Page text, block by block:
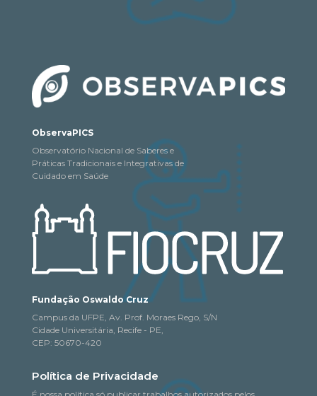
ObservaPICS
Observatório Nacional de Saberes e
Práticas Tradicionais e Integrativas de
Cuidado em Saúde
Fundação Oswaldo Cruz
Campus da UFPE, Av. Prof. Moraes Rego, S/N
Cidade Universitária, Recife - PE,
CEP: 50670-420
Política de Privacidade